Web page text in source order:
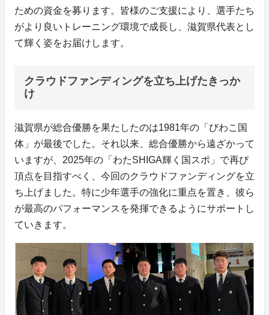
ための資金を募ります。皆様のご支援により、選手たち
がより良いトレーニング環境で成長し、滋賀県代表とし
て輝く姿をお届けします。
クラウドファンディングを立ち上げたきっか
け
滋賀県が総合優勝を果たしたのは1981年の「びわこ国
体」が最後でした。それ以来、総合優勝から遠ざかって
いますが、2025年の「わたSHIGA輝く国スポ」で再び
頂点を目指すべく、今回のクラウドファンディングを立
ち上げました。特に少年選手の強化に重点を置き、彼ら
が最高のパフォーマンスを発揮できるようにサポートし
ていきます。